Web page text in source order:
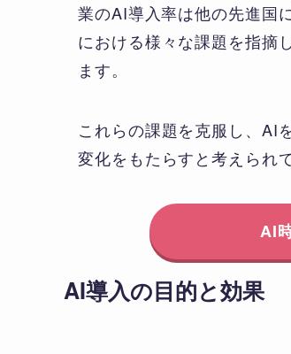
業のAI導入率は他の先進国
における様々な課題を指摘
ます。
これらの課題を克服し、AI
変化をもたらすと考えられ
AI
AI導入の目的と効果